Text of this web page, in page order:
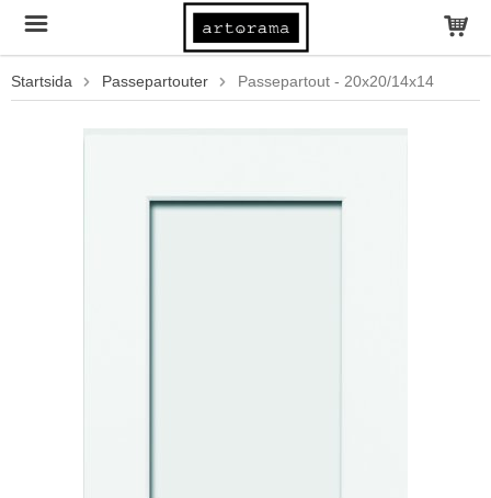
Startsida Passepartouter Passepartout - 20x20/14x14